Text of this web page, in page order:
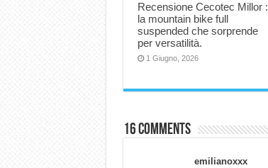
Recensione Cecotec Millor :
la mountain bike full
suspended che sorprende
per versatilità.
1 Giugno, 2026
16 comments
emilianoxxx